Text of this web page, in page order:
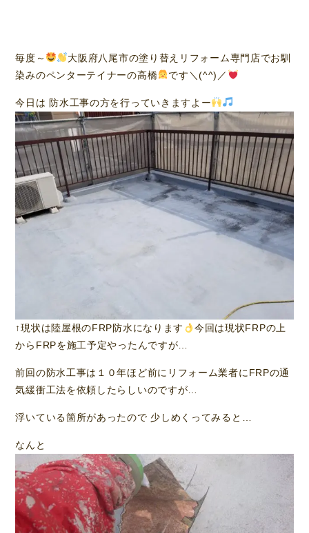
毎度～
大阪府八尾市の塗り替えリフォーム専門店でお馴
染みのペンターテイナーの高橋
です＼(^^)／
今日は 防水工事の方を行っていきますよー
↑現状は陸屋根のFRP防水になります
今回は現状FRPの上
からFRPを施工予定やったんですが…
前回の防水工事は１０年ほど前にリフォーム業者にFRPの通
気緩衝工法を依頼したらしいのですが…
浮いている箇所があったので 少しめくってみると…
なんと